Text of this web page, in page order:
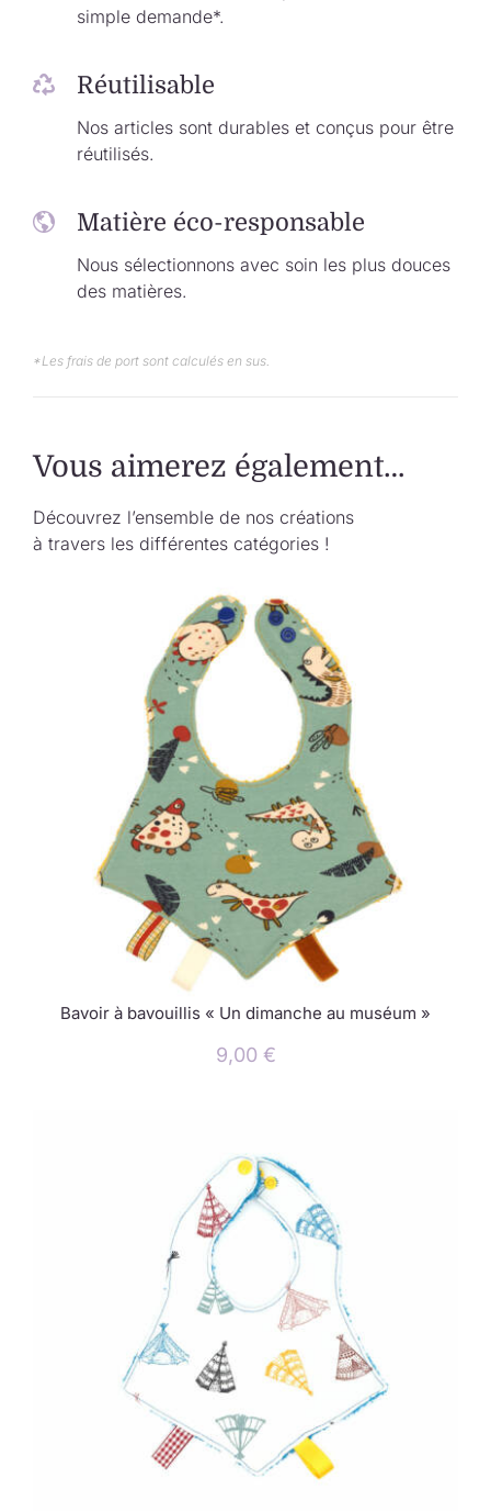
simple demande*.
Réutilisable
Nos articles sont durables et conçus pour être
réutilisés.
Matière éco-responsable
Nous sélectionnons avec soin les plus douces
des matières.
*Les frais de port sont calculés en sus.
Vous aimerez également…
Découvrez l’ensemble de nos créations
à travers les différentes catégories !
Bavoir à bavouillis « Un dimanche au muséum »
9,00 €